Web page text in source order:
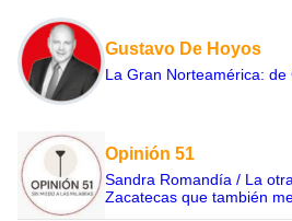
Gustavo De Hoyos
La Gran Norteamérica:
Opinión 51
Sandra Romandía / La
Zacatecas que también